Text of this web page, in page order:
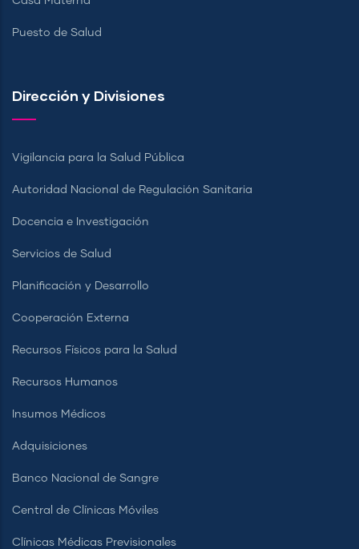
Puesto de Salud
Dirección y Divisiones
Vigilancia para la Salud Pública
Autoridad Nacional de Regulación Sanitaria
Docencia e Investigación
Servicios de Salud
Planificación y Desarrollo
Cooperación Externa
Recursos Físicos para la Salud
Recursos Humanos
Insumos Médicos
Adquisiciones
Banco Nacional de Sangre
Central de Clínicas Móviles
Clínicas Médicas Previsionales